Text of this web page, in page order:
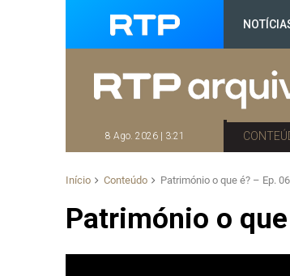
8 Ago. 2026 | 3:21
Início Conteúdo Património o que é? – Ep. 06
Património o